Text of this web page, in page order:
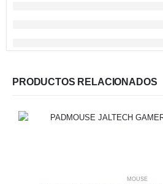
PRODUCTOS RELACIONADOS
MOUSE